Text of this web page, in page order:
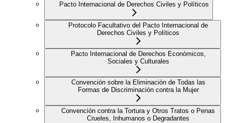
Pacto Internacional de Derechos Civiles y Políticos
Protocolo Facultativo del Pacto Internacional de
Derechos Civiles y Políticos
Pacto Internacional de Derechos Económicos,
Sociales y Culturales
Convención sobre la Eliminación de Todas las
Formas de Discriminación contra la Mujer
Convención contra la Tortura y Otros Tratos o Penas
Crueles, Inhumanos o Degradantes